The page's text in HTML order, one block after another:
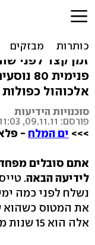
ארה"ב:
נשלח
זמן קצר לפני
אלכוהול
סוכנויות הידיעות
פורסם: 09.11.11, 11:03
>>> ים המלח -
אתם סובלים
לידיעה הבאה.
נשלח לפני כמה
את המטוס כשהוא
אלה הוא 15 שנות מאסר ורבע מיליון דולרים קנס.